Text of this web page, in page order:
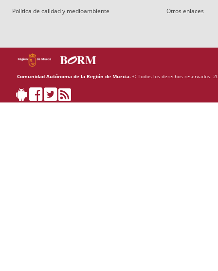
Política de calidad y medioambiente
Otros enlaces
Comunidad Autónoma de la Región de Murcia. © Todos los derechos reservados.